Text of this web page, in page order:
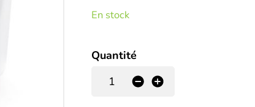
En stock
Quantité
+
-